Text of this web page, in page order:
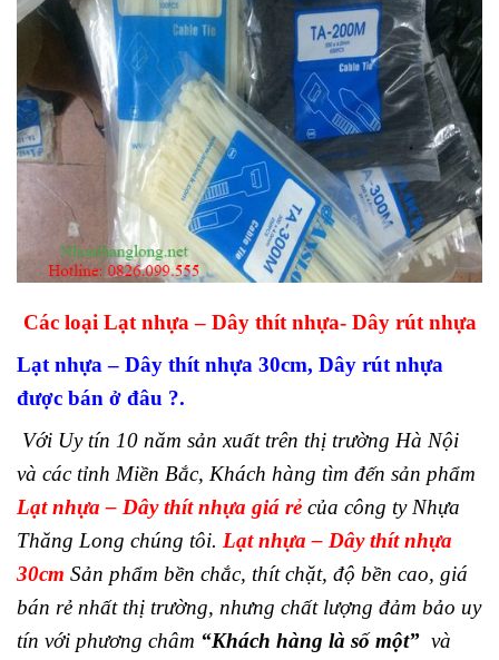
Các loại Lạt nhựa – Dây thít nhựa- Dây rút nhựa
Lạt nhựa – Dây thít nhựa 30cm, Dây rút nhựa
được bán ở đâu ?.
Với Uy tín 10 năm sản xuất trên thị trường Hà Nội
và các tỉnh Miền Bắc, Khách hàng tìm đến sản phẩm
Lạt nhựa – Dây thít nhựa giá rẻ của công ty Nhựa
Thăng Long chúng tôi. Lạt nhựa – Dây thít nhựa
30cm Sản phẩm bền chắc, thít chặt, độ bền cao, giá
bán rẻ nhất thị trường, nhưng chất lượng đảm bảo uy
tín với phương châm “Khách hàng là số một” và